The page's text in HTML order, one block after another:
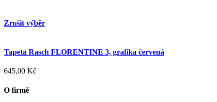
Zrušit výběr
Tapeta Rasch FLORENTINE 3, grafika červená
645,00 Kč
O firmě